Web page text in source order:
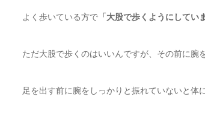
よく歩いている方で 「大股で歩くようにしてい
ただ大股で歩くのはいいんですが、その前に腕
足を出す前に腕をしっかりと振れていないと体